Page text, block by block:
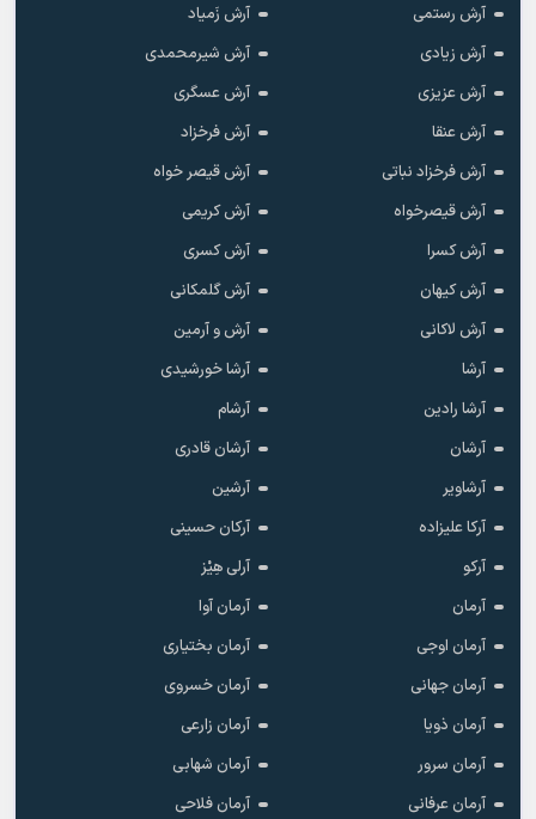
آرش رستمی
آرش زَمیاد
آرش زیادی
آرش شیرمحمدی
آرش عزیزی
آرش عسگری
آرش عنقا
آرش فرخزاد
آرش فرخزاد نباتی
آرش قیصر خواه
آرش قیصرخواه
آرش کریمی
آرش کسرا
آرش کسری
آرش کیهان
آرش گلمکانی
آرش لاکانی
آرش و آرمین
آرشا
آرشا خورشیدی
آرشا رادین
آرشام
آرشان
آرشان قادری
آرشاویر
آرشین
آرکا علیزاده
آرکان حسینی
آرکو
آرلی هِیْز
آرمان
آرمان آوا
آرمان اوجی
آرمان بختیاری
آرمان جهانی
آرمان خسروی
آرمان ذویا
آرمان زارعی
آرمان سرور
آرمان شهابی
آرمان عرفانی
آرمان فلاحی